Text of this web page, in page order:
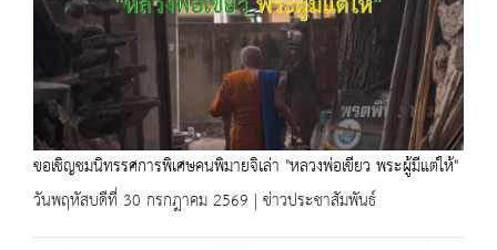
ขอเชิญชมนิทรรศการพิเศษคนพิมายจิเล่า "หลวงพ่อเขียว พระผู้มีแต่ให้"
วันพฤหัสบดีที่ 30 กรกฎาคม 2569 | ข่าวประชาสัมพันธ์